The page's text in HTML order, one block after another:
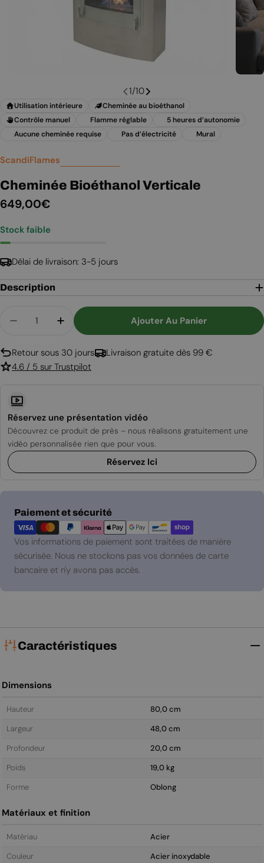
1/10
Utilisation intérieure
Cheminée au bioéthanol
Contrôle manuel
Flamme réglable
5 heures d’autonomie
Aucune cheminée requise
Pas d’électricité Mural
ScandiFlames
Cheminée Bioéthanol Verticale
Prix
régulier
649,00€
Stock faible
Délai de livraison: 3-5 jours
Description
Diminuer La Quantité Pour Cheminée
Augmenter La Quantité Pour
Ajouter Au Panier
Retour sous 30 jours
Livraison gratuite dès 99 €
4.6 / 5 sur Trustpilot
Réservez une présentation vidéo
Découvrez ce produit de près – nous réalisons gratuitement une
vidéo personnalisée rien que pour vous.
Réservez Ici
Paiement et sécurité
Modes
de
paiement
Vos informations de paiement sont traitées de manière
sécurisée. Nous ne stockons pas vos données de carte
bancaire et n'y avons pas accès.
Caractéristiques
Dimensions
Hauteur
80,0 cm
Largeur
48,0 cm
Profondeur
20,0 cm
Poids
19,0 kg
Forme
Oblong
Matériaux et finition
Matériau
Acier
Couleur
Acier inoxydable